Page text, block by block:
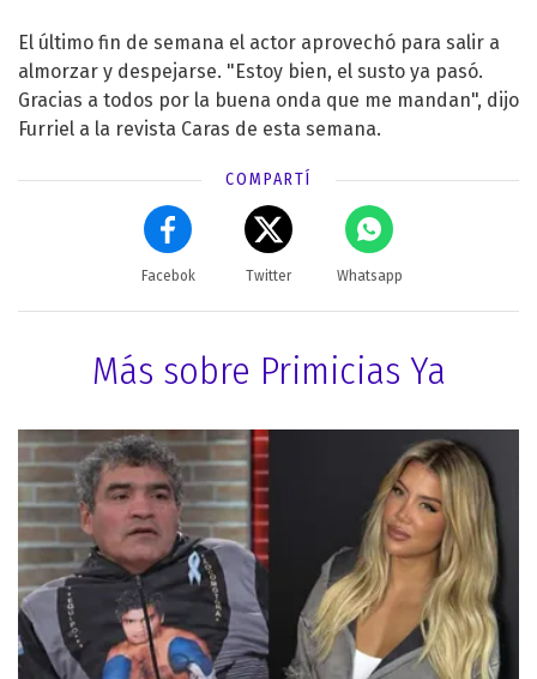
El último fin de semana el actor aprovechó para salir a
almorzar y despejarse. "Estoy bien, el susto ya pasó.
Gracias a todos por la buena onda que me mandan", dijo
Furriel a la revista Caras de esta semana.
COMPARTÍ
Facebok Twitter Whatsapp
Más sobre Primicias Ya